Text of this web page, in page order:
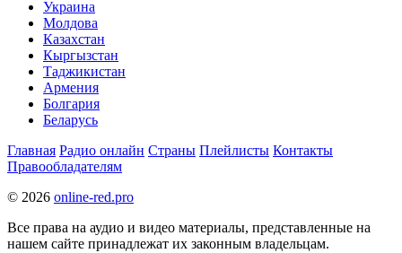
Украина
Молдова
Казахстан
Кыргызстан
Таджикистан
Армения
Болгария
Беларусь
Главная Радио онлайн Страны Плейлисты Контакты
Правообладателям
© 2026 online-red.pro
Все права на аудио и видео материалы, представленные на
нашем сайте принадлежат их законным владельцам.